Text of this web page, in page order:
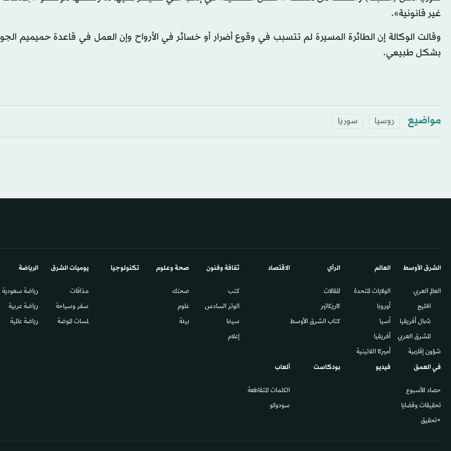
غير قانونية».
وقالت الوكالة إن الطائرة المسيرة لم تتسبب في وقوع أضرار أو خسائر في الأرواح وإن العمل في قاعدة حميميم
بشكل طبيعي.
مواضيع روسيا سوريا
الشرق الأوسط​
العالم العربي
الخليج
شمال أفريقيا
المشرق العربي
شؤون إقليمية
العالم
الولايات المتحدة
أوروبا
آسيا
أفريقيا
أميركا اللاتينية
الرأي
المقالات
كاريكاتير
كتاب الشرق الأوسط
الاقتصاد ثقافة وفنون
كتب
الوتر السادس​
سينما
إعلام
صحة وعلوم
صحتك
علوم
بيئة
تكنولوجيا يوميات الشرق​
مذاقات
سفر وسياحة
لمسات الموضة
الرياضة
رياضة سعودية
رياضة عربية
رياضة عالمية
في العمق
حصاد الأسبوع
تحقيقات وقضايا
+تحقيق
فيديو بودكاست ألعاب
الكلمات المتقاطعة
سودوكو